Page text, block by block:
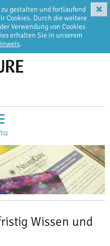
gestalten und fortlaufend
Cookies. Durch die weitere
Verwendung von Cookies
erhalten Sie in unserem
.
✖
Wissen und